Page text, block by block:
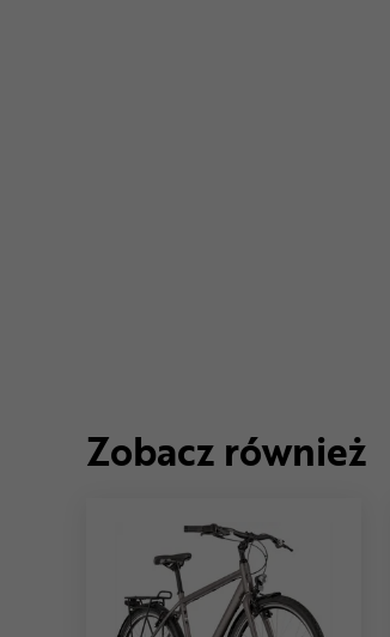
Zobacz również